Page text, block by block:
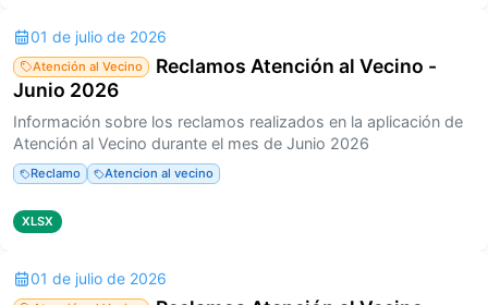
01 de julio de 2026
Atención al Vecino
Reclamos Atención al Vecino -
Junio 2026
Información sobre los reclamos realizados en la aplicación de
Atención al Vecino durante el mes de Junio 2026
Reclamo Atencion al vecino
XLSX
01 de julio de 2026